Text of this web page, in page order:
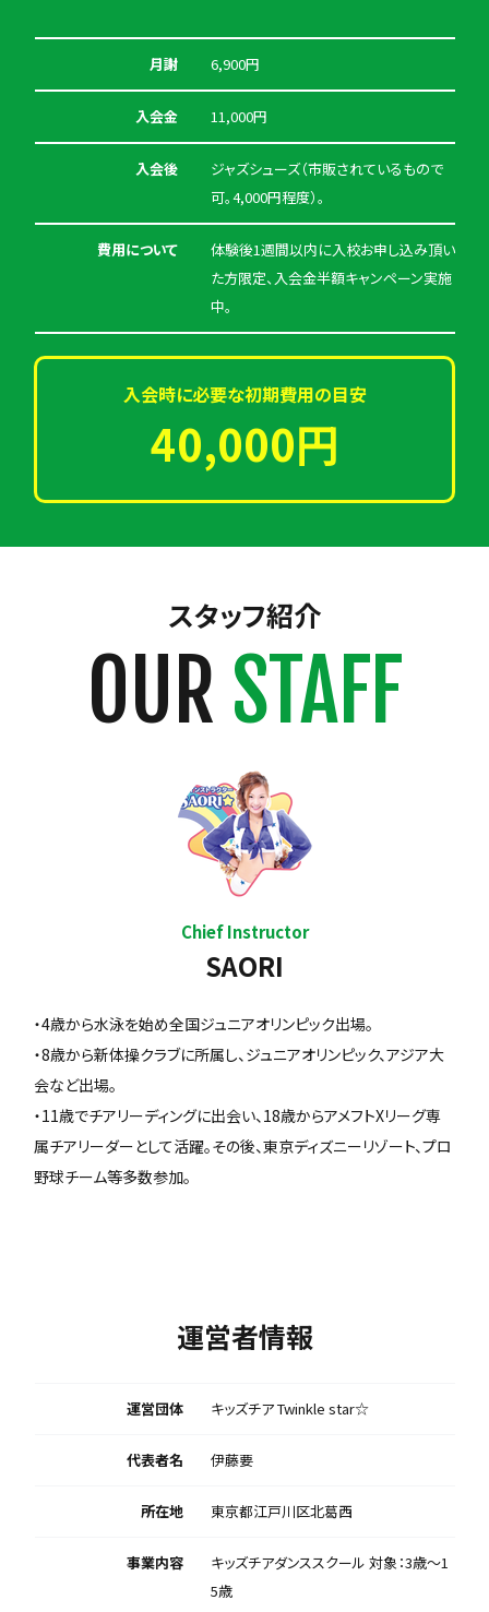
月謝 6,900円
入会金 11,000円
入会後
ジャズシューズ（市販されているもので
可。4,000円程度）。
費用について
体験後1週間以内に入校お申し込み頂い
た方限定、入会金半額キャンペーン実施
中。
入会時に必要な初期費用の目安
40,000円
スタッフ紹介
OUR STAFF
Chief Instructor
SAORI
・4歳から水泳を始め全国ジュニアオリンピック出場。
・8歳から新体操クラブに所属し、ジュニアオリンピック、アジア大
会など出場。
・11歳でチアリーディングに出会い、18歳からアメフトXリーグ専
属チアリーダーとして活躍。その後、東京ディズニーリゾート、プロ
野球チーム等多数参加。
運営者情報
運営団体 キッズチア Twinkle star☆
代表者名 伊藤要
所在地 東京都江戸川区北葛西
事業内容
キッズチアダンススクール 対象：3歳〜1
5歳